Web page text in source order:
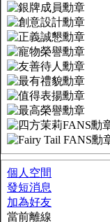
個人空間
發短消息
加為好友
當前離線